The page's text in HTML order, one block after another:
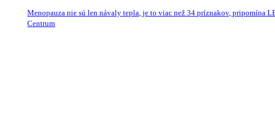
Menopauza nie sú len návaly tepla, je to viac než 34 príznakov, pripomína
Centrum